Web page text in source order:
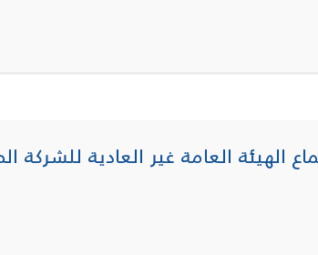
الهيئة العامة غير العادية للشركة